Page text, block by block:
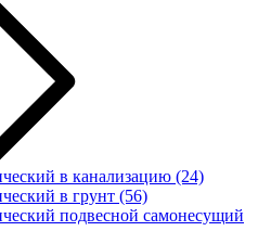
в канализацию (24)
в грунт (56)
подвесной самонесущий